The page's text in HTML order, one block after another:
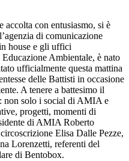
accolta con entusiasmo, si è
di comunicazione
house e gli uffici
Ambientale, è nato
ufficialmente questa mattina
delle Battisti in occasione
A tenere a battesimo il
non solo i social di AMIA e
progetti, momenti di
di AMIA Roberto
Elisa Dalle Pezze,
Lorenzetti, referenti del
di Bentobox.